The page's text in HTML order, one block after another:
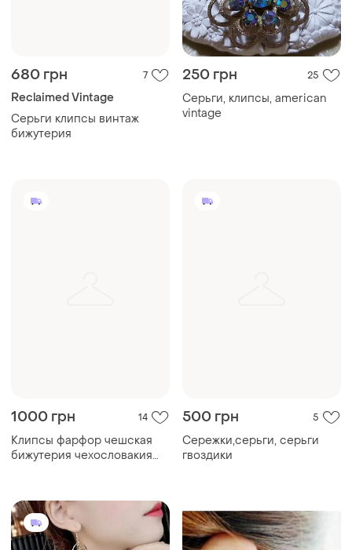
680 грн 7
Reclaimed Vintage
Серьги клипсы винтаж
бижутерия
250 грн 25
Серьги, клипсы, american
vintage
1000 грн 14
Клипсы фарфор чешская
бижутерия чехословакия
500 грн 5
Сережки,серьги, серьги
гвоздики